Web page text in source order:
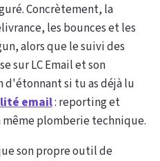
Concrètement, la
les bounces et les
alors que le suivi des
sur LC Email et son
d'étonnant si tu as déjà lu
email: reporting et
plomberie technique.
son propre outil de